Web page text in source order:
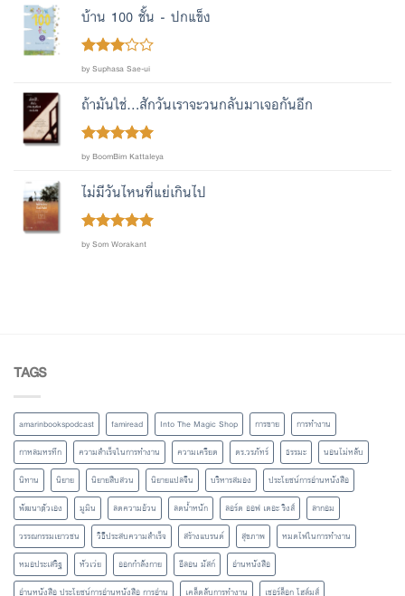
บ้าน 100 ชั้น - ปกแข็ง
Rated
of 5
by Suphasa Sae-ui
ถ้ามันใช่...สักวันเราจะวนกลับมาเจอกันอีก
Rated5out
by BoomBim Kattaleya
ไม่มีวันไหนที่แย่เกินไป
Rated5out
by Som Worakant
TAGS
amarinbookspodcast famiread Into The Magic Shop การขาย
การทำงาน
กาหลมหรทึก
ความสำเร็จในการทำงาน ความเครียด ดร.วรภัทร์ ธรรมะ
นอนไม่หลับ
นิทาน
นิยาย นิยายสืบสวน นิยายแปลจีน บริหารสมอง
ประโยชน์การอ่านหนังสือ
พัฒนาตัวเอง
มูมิน ลดความอ้วน ลดน้ำหนัก ลอร์ด ออฟ เดอะ ริงส์
ลากอม
วรรณกรรมเยาวชน
วิธีประสบความสำเร็จ สร้างแบรนด์ สุขภาพ
หมดไฟในการทำงาน
หมอประเสริฐ
หัวเว่ย ออกกำลังกาย อีลอน มัสก์
อ่านหนังสือ
อ่านหนังสือ ประโยชน์การอ่านหนังสือ การอ่าน
เคล็ดลับการทำงาน
เชอร์ล็อก โฮล์มส์